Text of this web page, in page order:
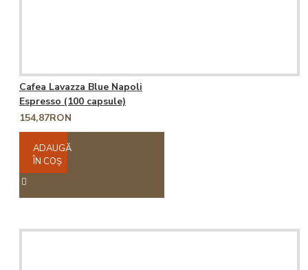
Cafea Lavazza Blue Napoli
Espresso (100 capsule)
154,87RON
ADAUGĂ
ÎN COŞ